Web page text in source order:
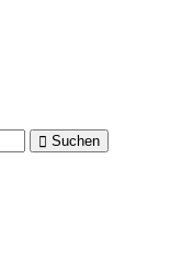
Suchen